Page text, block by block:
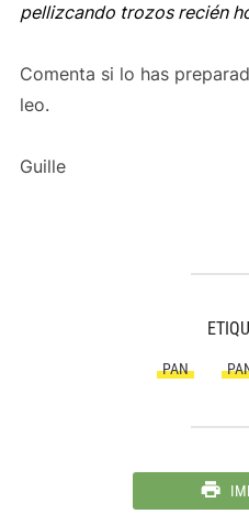
pellizcando trozos recién
Comenta si lo has
leo.
Guille
PAN